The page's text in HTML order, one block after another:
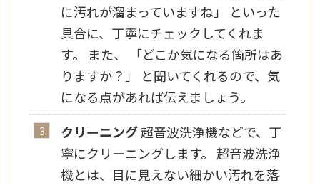
に汚れが溜まっていますね」 といった
具合に、丁寧にチェックしてくれま
す。 また、 「どこか気になる箇所はあ
りますか？」 と聞いてくれるので、気
になる点があれば伝えましょう。
クリーニング超音波洗浄機などで、丁
寧にクリーニングします。 超音波洗浄
機とは、目に見えない細かい汚れを落